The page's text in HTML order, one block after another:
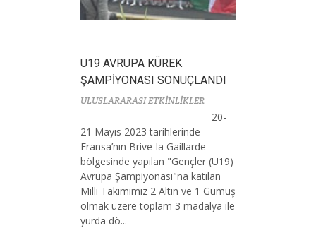
U19 AVRUPA KÜREK
ŞAMPİYONASI SONUÇLANDI
ULUSLARARASI ETKİNLİKLER
20-
21 Mayıs 2023 tarihlerinde
Fransa’nın Brive-la Gaillarde
bölgesinde yapılan "Gençler (U19)
Avrupa Şampiyonası"na katılan
Milli Takımımız 2 Altın ve 1 Gümüş
olmak üzere toplam 3 madalya ile
yurda dö...